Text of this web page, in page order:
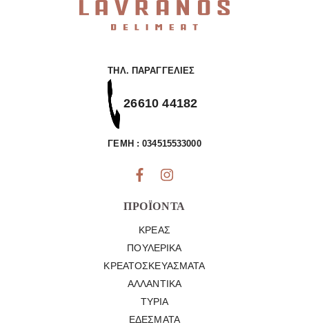
ΤΗΛ. ΠΑΡΑΓΓΕΛΊΕΣ
26610 44182
ΓΕΜΗ : 034515533000
ΠΡΟΪΌΝΤΑ
ΚΡΈΑΣ
ΠΟΥΛΕΡΙΚΆ
ΚΡΕΑΤΟΣΚΕΥΆΣΜΑΤΑ
ΑΛΛΑΝΤΙΚΆ
ΤΥΡΙΆ
ΕΔΈΣΜΑΤΑ